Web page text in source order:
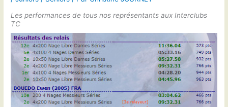
Les performances de tous nos représentants aux Interclubs
TC